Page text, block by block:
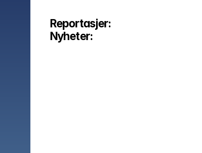
Reportasjer:
Nyheter: